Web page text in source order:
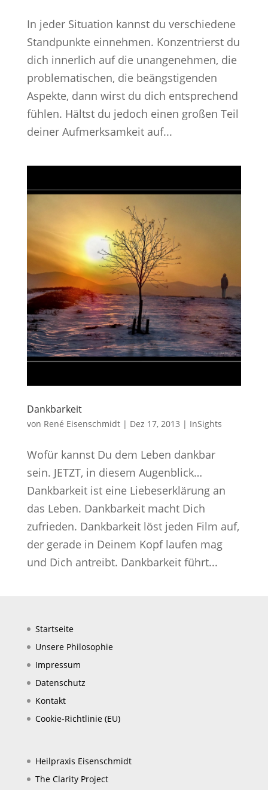
In jeder Situation kannst du verschiedene
Standpunkte einnehmen. Konzentrierst du
dich innerlich auf die unangenehmen, die
problematischen, die beängstigenden
Aspekte, dann wirst du dich entsprechend
fühlen. Hältst du jedoch einen großen Teil
deiner Aufmerksamkeit auf...
Dankbarkeit
von René Eisenschmidt| Dez 17, 2013 | InSights
Wofür kannst Du dem Leben dankbar
sein. JETZT, in diesem Augenblick…
Dankbarkeit ist eine Liebeserklärung an
das Leben. Dankbarkeit macht Dich
zufrieden. Dankbarkeit löst jeden Film auf,
der gerade in Deinem Kopf laufen mag
und Dich antreibt. Dankbarkeit führt...
Startseite
Unsere Philosophie
Impressum
Datenschutz
Kontakt
Cookie-Richtlinie (EU)
Heilpraxis Eisenschmidt
The Clarity Project